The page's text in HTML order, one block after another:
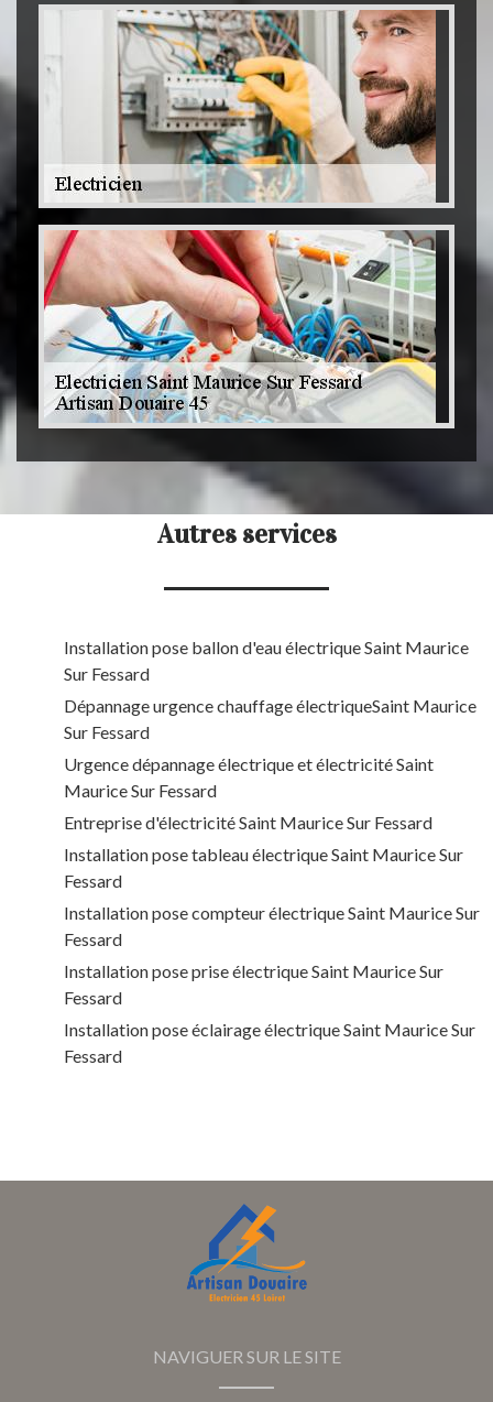
Autres services
Installation pose ballon d'eau électrique Saint Maurice
Sur Fessard
Dépannage urgence chauffage électriqueSaint Maurice
Sur Fessard
Urgence dépannage électrique et électricité Saint
Maurice Sur Fessard
Entreprise d'électricité Saint Maurice Sur Fessard
Installation pose tableau électrique Saint Maurice Sur
Fessard
Installation pose compteur électrique Saint Maurice Sur
Fessard
Installation pose prise électrique Saint Maurice Sur
Fessard
Installation pose éclairage électrique Saint Maurice Sur
Fessard
NAVIGUER SUR LE SITE